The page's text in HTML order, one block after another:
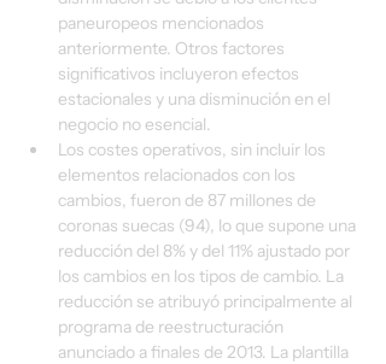
paneuropeos mencionados
anteriormente. Otros factores
significativos incluyeron efectos
estacionales y una disminución en el
negocio no esencial.
Los costes operativos, sin incluir los
elementos relacionados con los
cambios, fueron de 87 millones de
coronas suecas (94), lo que supone una
reducción del 8% y del 11% ajustado por
los cambios en los tipos de cambio. La
reducción se atribuyó principalmente al
programa de reestructuración
anunciado a finales de 2013. La plantilla